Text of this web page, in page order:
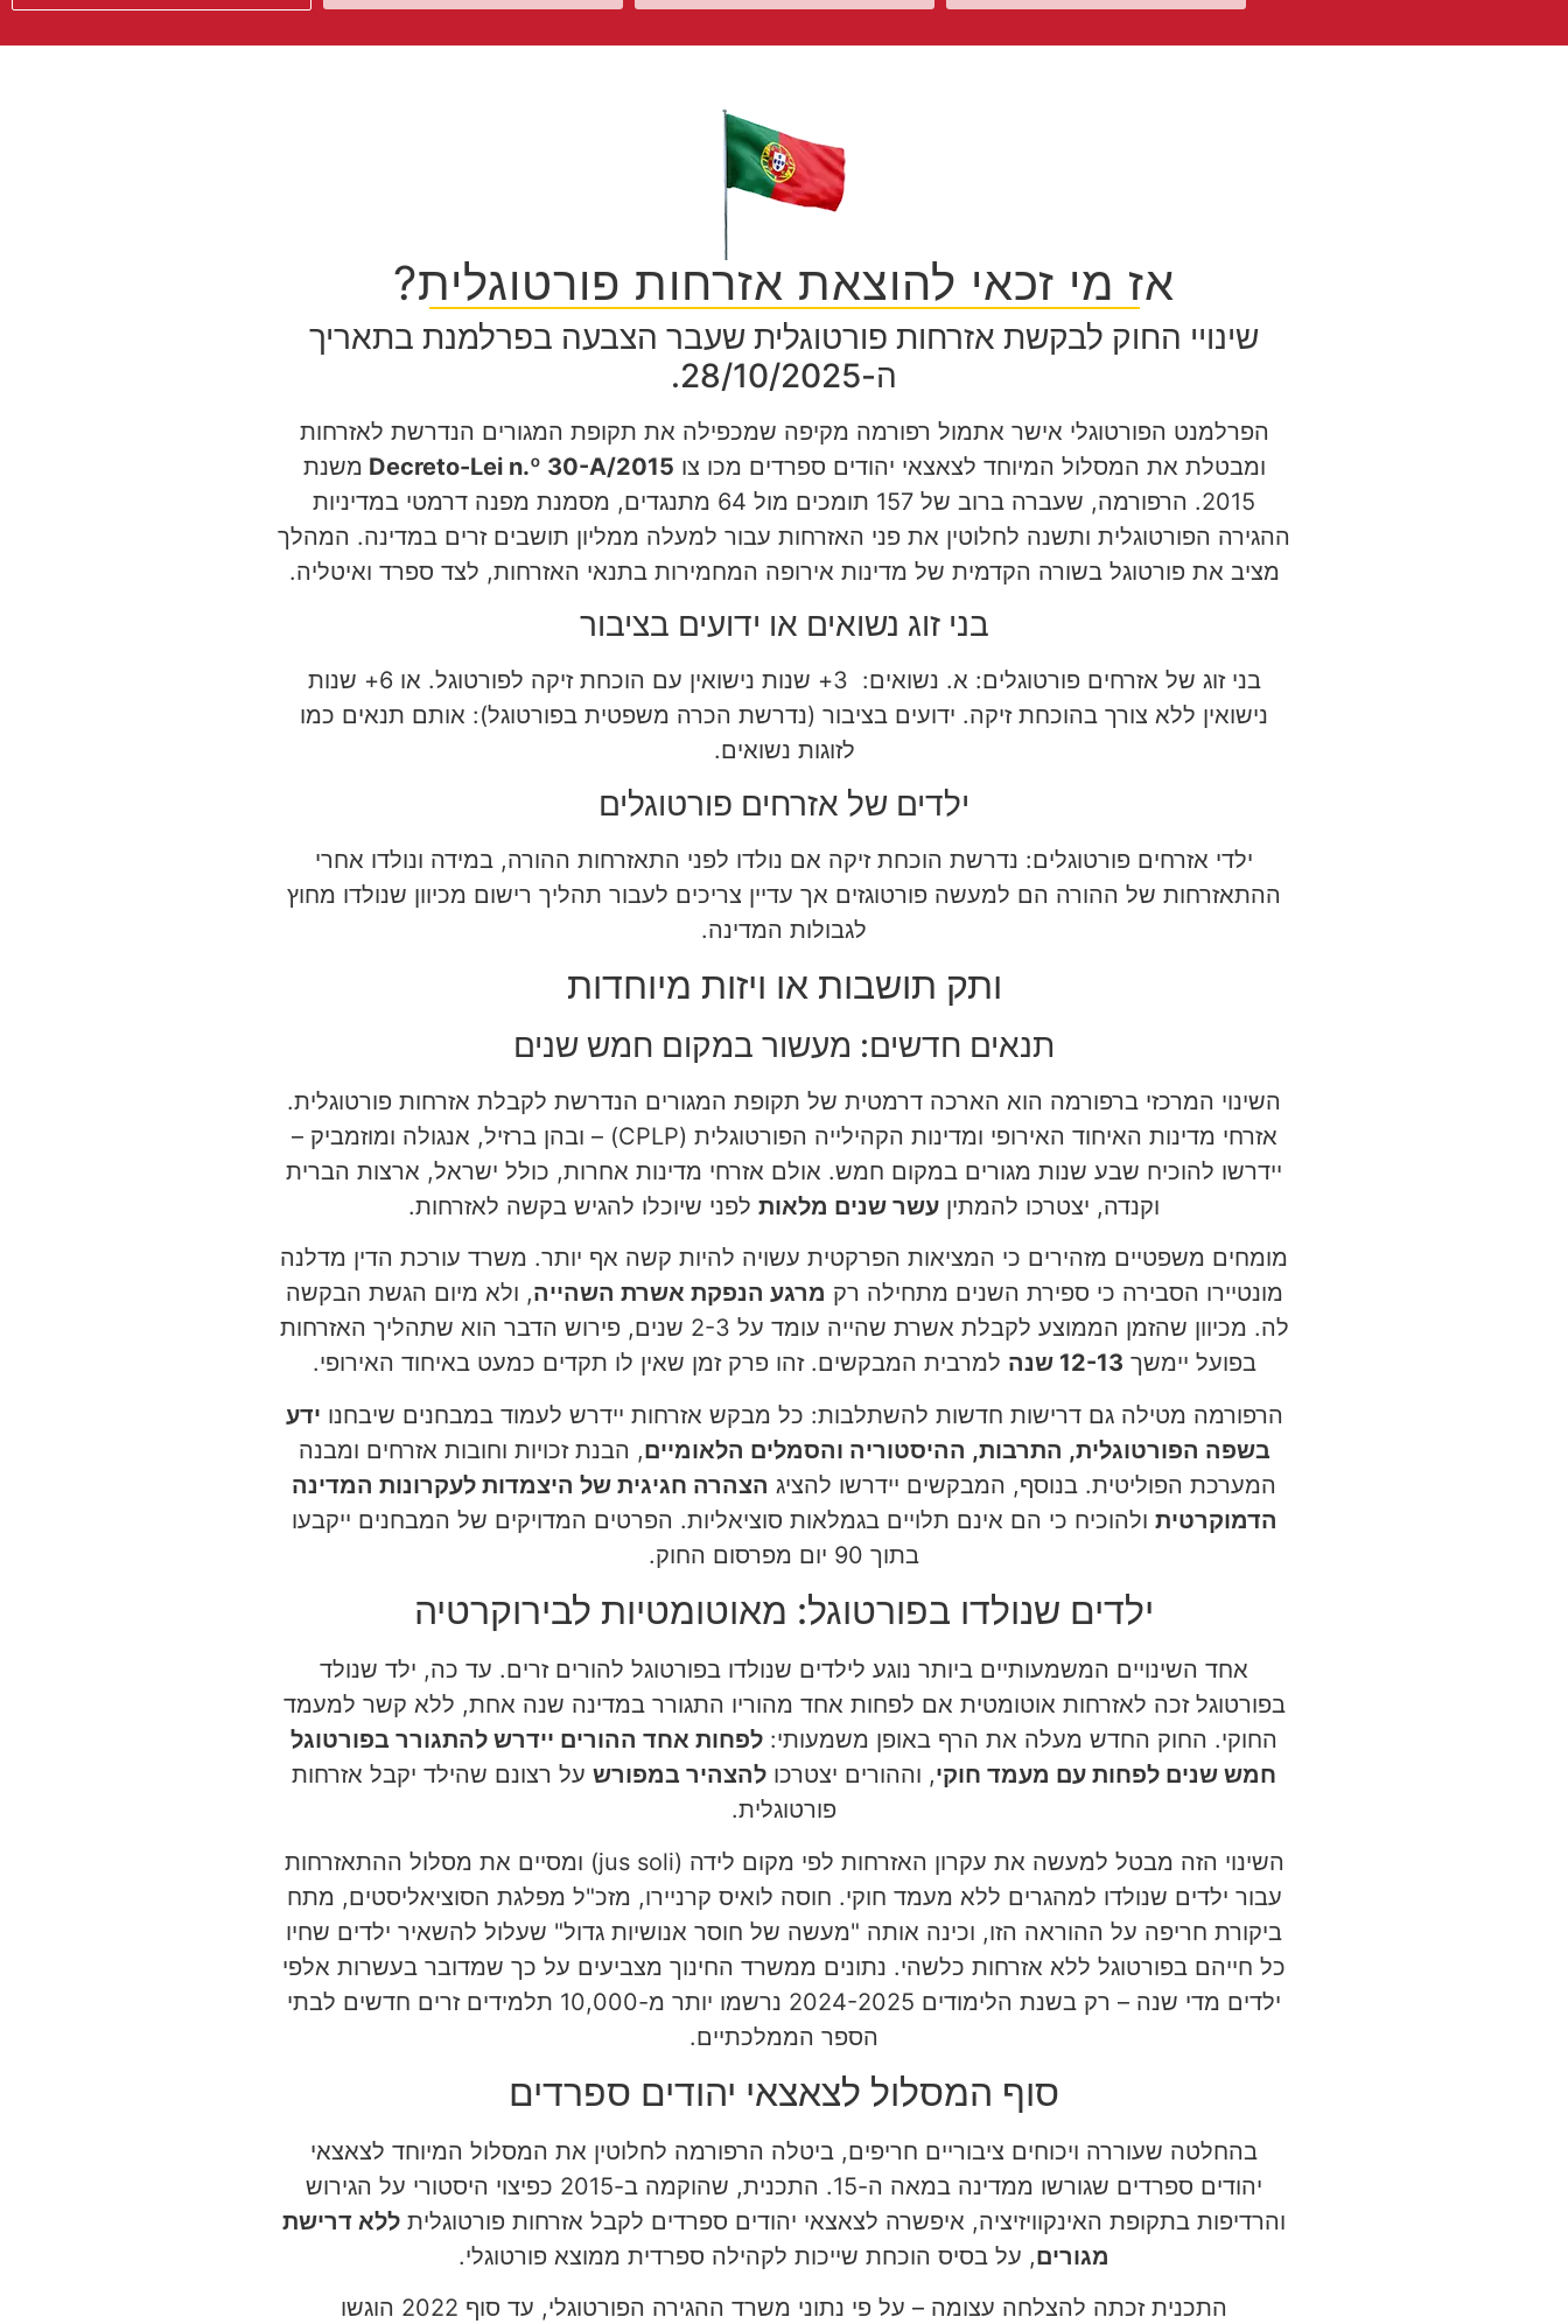
אז מי זכאי להוצאת אזרחות פורטוגלית?
שינויי החוק לבקשת אזרחות פורטוגלית שעבר הצבעה בפרלמנת בתאריך
ה-28/10/2025.
הפרלמנט הפורטוגלי אישר אתמול רפורמה מקיפה שמכפילה את תקופת המגורים הנדרשת לאזרחות
ומבטלת את המסלול המיוחד לצאצאי יהודים ספרדים מכו צו Decreto-Lei n.º 30-A/2015 משנת
2015. הרפורמה, שעברה ברוב של 157 תומכים מול 64 מתנגדים, מסמנת מפנה דרמטי במדיניות
ההגירה הפורטוגלית ותשנה לחלוטין את פני האזרחות עבור למעלה ממליון תושבים זרים במדינה. המהלך
מציב את פורטוגל בשורה הקדמית של מדינות אירופה המחמירות בתנאי האזרחות, לצד ספרד ואיטליה.
בני זוג נשואים או ידועים בציבור
בני זוג של אזרחים פורטוגלים: א. נשואים: 3+ שנות נישואין עם הוכחת זיקה לפורטוגל. או 6+ שנות
נישואין ללא צורך בהוכחת זיקה. ידועים בציבור (נדרשת הכרה משפטית בפורטוגל): אותם תנאים כמו
לזוגות נשואים.
ילדים של אזרחים פורטוגלים
ילדי אזרחים פורטוגלים: נדרשת הוכחת זיקה אם נולדו לפני התאזרחות ההורה, במידה ונולדו אחרי
ההתאזרחות של ההורה הם למעשה פורטוגזים אך עדיין צריכים לעבור תהליך רישום מכיוון שנולדו מחוץ
לגבולות המדינה.
ותק תושבות או ויזות מיוחדות
תנאים חדשים: מעשור במקום חמש שנים
השינוי המרכזי ברפורמה הוא הארכה דרמטית של תקופת המגורים הנדרשת לקבלת אזרחות פורטוגלית.
אזרחי מדינות האיחוד האירופי ומדינות הקהילייה הפורטוגלית (CPLP) – ובהן ברזיל, אנגולה ומוזמביק –
יידרשו להוכיח שבע שנות מגורים במקום חמש. אולם אזרחי מדינות אחרות, כולל ישראל, ארצות הברית
וקנדה, יצטרכו להמתין עשר שנים מלאות לפני שיוכלו להגיש בקשה לאזרחות.
מומחים משפטיים מזהירים כי המציאות הפרקטית עשויה להיות קשה אף יותר. משרד עורכת הדין מדלנה
מונטיירו הסבירה כי ספירת השנים מתחילה רק מרגע הנפקת אשרת השהייה, ולא מיום הגשת הבקשה
לה. מכיוון שהזמן הממוצע לקבלת אשרת שהייה עומד על 2-3 שנים, פירוש הדבר הוא שתהליך האזרחות
בפועל יימשך 12-13 שנה
למרבית המבקשים. זהו פרק זמן שאין לו תקדים כמעט באיחוד האירופי.
הרפורמה מטילה גם דרישות חדשות להשתלבות: כל מבקש אזרחות יידרש לעמוד במבחנים שיבחנו ידע
בשפה הפורטוגלית, התרבות, ההיסטוריה והסמלים הלאומיים, הבנת זכויות וחובות אזרחים ומבנה
המערכת הפוליטית. בנוסף, המבקשים יידרשו להציג הצהרה חגיגית של היצמדות לעקרונות המדינה
הדמוקרטית ולהוכיח כי הם אינם תלויים בגמלאות סוציאליות. הפרטים המדויקים של המבחנים ייקבעו
בתוך 90 יום מפרסום החוק.
ילדים שנולדו בפורטוגל: מאוטומטיות לבירוקרטיה
אחד השינויים המשמעותיים ביותר נוגע לילדים שנולדו בפורטוגל להורים זרים. עד כה, ילד שנולד
בפורטוגל זכה לאזרחות אוטומטית אם לפחות אחד מהוריו התגורר במדינה שנה אחת, ללא קשר למעמד
החוקי. החוק החדש מעלה את הרף באופן משמעותי: לפחות אחד ההורים יידרש להתגורר בפורטוגל
חמש שנים לפחות עם מעמד חוקי, וההורים יצטרכו להצהיר במפורש על רצונם שהילד יקבל אזרחות
פורטוגלית.
השינוי הזה מבטל למעשה את עקרון האזרחות לפי מקום לידה (jus soli) ומסיים את מסלול ההתאזרחות
עבור ילדים שנולדו למהגרים ללא מעמד חוקי. חוסה לואיס קרניירו, מזכ"ל מפלגת הסוציאליסטים, מתח
ביקורת חריפה על ההוראה הזו, וכינה אותה "מעשה של חוסר אנושיות גדול" שעלול להשאיר ילדים שחיו
כל חייהם בפורטוגל ללא אזרחות כלשהי. נתונים ממשרד החינוך מצביעים על כך שמדובר בעשרות אלפי
ילדים מדי שנה – רק בשנת הלימודים 2024-2025 נרשמו יותר מ-10,000 תלמידים זרים חדשים לבתי
הספר הממלכתיים.
סוף המסלול לצאצאי יהודים ספרדים
בהחלטה שעוררה ויכוחים ציבוריים חריפים, ביטלה הרפורמה לחלוטין את המסלול המיוחד לצאצאי
יהודים ספרדים שגורשו ממדינה במאה ה-15. התכנית, שהוקמה ב-2015 כפיצוי היסטורי על הגירוש
והרדיפות בתקופת האינקוויזיציה, איפשרה לצאצאי יהודים ספרדים לקבל אזרחות פורטוגלית ללא דרישת
מגורים, על בסיס הוכחת שייכות לקהילה ספרדית ממוצא פורטוגלי.
התכנית זכתה להצלחה עצומה – על פי נתוני משרד ההגירה הפורטוגלי, עד סוף 2022 הוגשו